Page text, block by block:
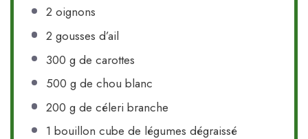
2 oignons
2 gousses d’ail
300 g de carottes
500 g de chou blanc
200 g de céleri branche
1 bouillon cube de légumes dégraissé